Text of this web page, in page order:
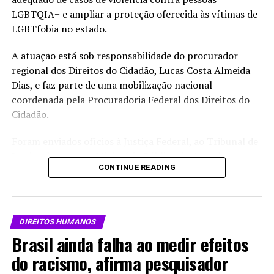
X Facebook
LinkedIn Telegram
LGBTQIA+ e ampliar a proteção oferecida às vítimas de
LGBTfobia no estado.
A atuação está sob responsabilidade do procurador
regional dos Direitos do Cidadão, Lucas Costa Almeida
Dias, e faz parte de uma mobilização nacional
coordenada pela Procuradoria Federal dos Direitos do
Cidadão.
Justiça do Acre, ao Ministério Público do Acre, à
Defensoria Pública estadual e à Secretaria de Justiça e
normas regulamentam o uso do formulário, quais
capacitações foram oferecidas aos servidores e quais
medidas técnicas permitem o acesso dos agentes ao
documento no sistema digital do Poder Judiciário.
“O formulário é um instrumento essencial para a
CONTINUE READING
DIREITOS HUMANOS
Brasil ainda falha ao medir efeitos
do racismo, afirma pesquisador